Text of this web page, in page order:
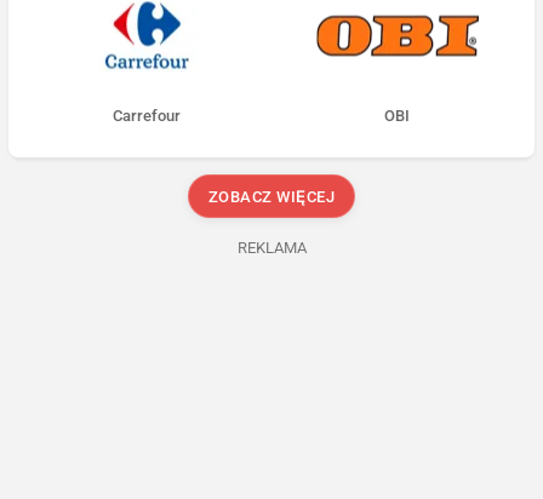
Carrefour OBI
ZOBACZ WIĘCEJ
REKLAMA